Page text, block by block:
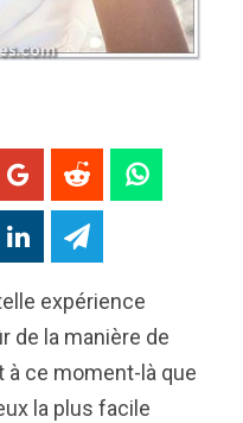
expérience
de la manière de
à ce moment-là que
la plus facile